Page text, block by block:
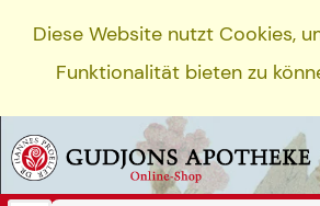
Diese Website nutzt Cookies,
Funktionalität bieten zu